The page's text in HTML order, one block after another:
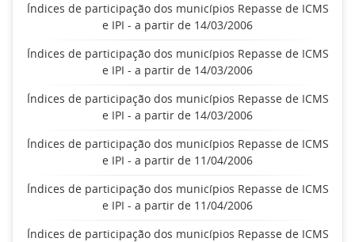
Índices de participação dos municípios Repasse de ICMS
e IPI - a partir de 14/03/2006
Índices de participação dos municípios Repasse de ICMS
e IPI - a partir de 14/03/2006
Índices de participação dos municípios Repasse de ICMS
e IPI - a partir de 14/03/2006
Índices de participação dos municípios Repasse de ICMS
e IPI - a partir de 11/04/2006
Índices de participação dos municípios Repasse de ICMS
e IPI - a partir de 11/04/2006
Índices de participação dos municípios Repasse de ICMS